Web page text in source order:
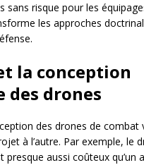
sans risque pour les
les approches
la conception
des drones
des drones de combat
à l’autre. Par exemple, le
presque aussi coûteux qu’un